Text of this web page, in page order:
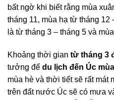
bất ngờ khi biết rằng mùa
tháng 11, mùa hạ từ tháng 12
là từ tháng 3 – tháng 5 và
Khoảng thời gian từ tháng 3
tưởng để du lịch đến Úc
mùa hè và thời tiết sẽ rất mát
trên đất nước Úc sẽ có mưa